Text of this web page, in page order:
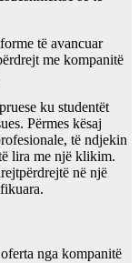
të avancuar
me kompanitë
ku studentët
Përmes kësaj
të ndjekin
lira me një klikim.
në një
nga kompanitë